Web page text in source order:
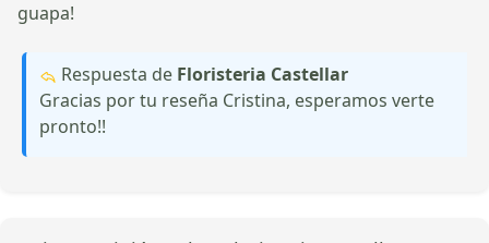
guapa!
Respuesta de Floristeria Castellar
Gracias por tu reseña Cristina, esperamos verte
pronto!!